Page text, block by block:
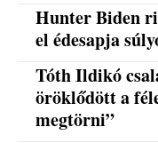
Hunter Biden
el édesapja
Tóth Ildikó
öröklődött a
megtörni”